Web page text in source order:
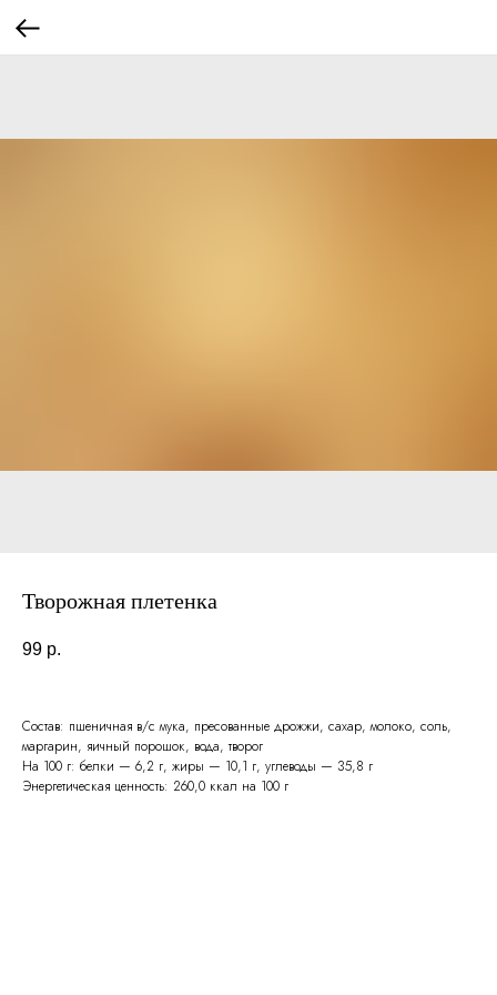
Творожная плетенка
99 р.
Состав: пшеничная в/с мука, пресованные дрожжи, сахар, молоко, соль,
маргарин, яичный порошок, вода, творог
На 100 г: белки — 6,2 г, жиры — 10,1 г, углеводы — 35,8 г
Энергетическая ценность: 260,0 ккал на 100 г